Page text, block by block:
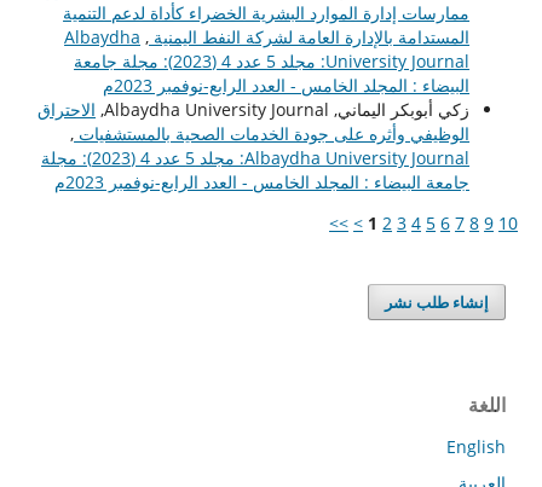
ممارسات إدارة الموارد البشرية الخضراء كأداة لدعم التنمية
المستدامة بالإدارة العامة لشركة النفط اليمنية ,
Albaydha
University Journal: مجلد 5 عدد 4 (2023): مجلة جامعة
البيضاء : المجلد الخامس - العدد الرابع-نوفمبر 2023م
زكي أبوبكر اليماني, Albaydha University Journal,
الاحتراق
الوظيفي وأثره على جودة الخدمات الصحية بالمستشفيات ,
Albaydha University Journal: مجلد 5 عدد 4 (2023): مجلة
جامعة البيضاء : المجلد الخامس - العدد الرابع-نوفمبر 2023م
1 2 3 4 5 6 7 8 9 10
>
>>
إنشاء طلب نشر
اللغة
English